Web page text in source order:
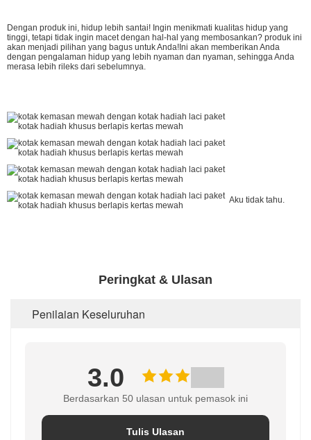
Dengan produk ini, hidup lebih santai! Ingin menikmati kualitas hidup yang
tinggi, tetapi tidak ingin macet dengan hal-hal yang membosankan? produk ini
akan menjadi pilihan yang bagus untuk Anda!Ini akan memberikan Anda
dengan pengalaman hidup yang lebih nyaman dan nyaman, sehingga Anda
merasa lebih rileks dari sebelumnya.
Aku tidak tahu.
Peringkat & Ulasan
Penilaian Keseluruhan
3.0
Berdasarkan 50 ulasan untuk pemasok ini
Tulis Ulasan